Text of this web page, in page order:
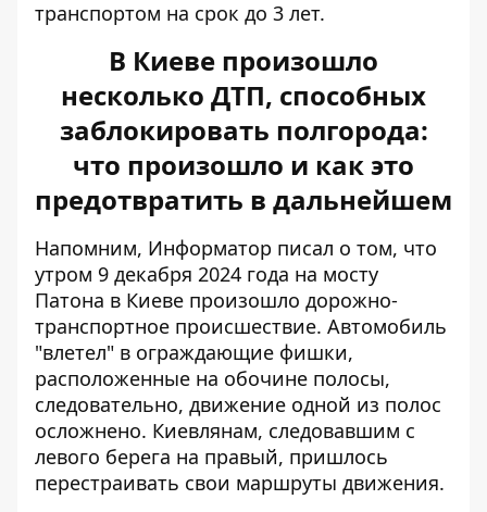
транспортом на срок до 3 лет.
В Киеве произошло
несколько ДТП, способных
заблокировать полгорода:
что произошло и как это
предотвратить в дальнейшем
Напомним, Информатор писал о том, что
утром 9 декабря 2024 года на мосту
Патона в Киеве произошло дорожно-
транспортное происшествие. Автомобиль
"влетел" в ограждающие фишки,
расположенные на обочине полосы,
следовательно, движение одной из полос
осложнено. Киевлянам, следовавшим с
левого берега на правый, пришлось
перестраивать свои маршруты движения.